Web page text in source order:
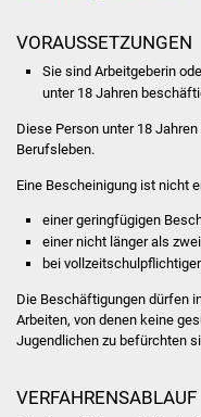
VORAUSSETZUNGEN
Sie sind Arbeitgeberin
unter 18 Jahren
Diese Person unter 18
Berufsleben.
Eine Bescheinigung ist nicht
einer geringfügigen
einer nicht länger als
bei
Die Beschäftigungen dürfen
Arbeiten, von denen keine
Jugendlichen zu befürchten
VERFAHRENSABLAUF